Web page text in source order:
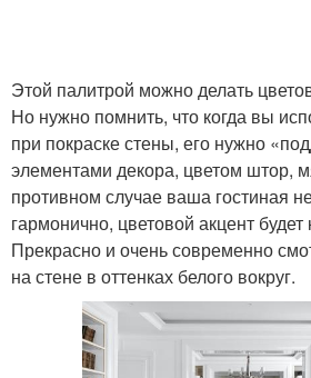
Этой палитрой можно делать
Но нужно помнить, что когда вы
при покраске стены, его нужно
элементами декора, цветом штор,
противном случае ваша гостиная
гармонично, цветовой акцент
Прекрасно и очень современно
на стене в оттенках белого вокруг.